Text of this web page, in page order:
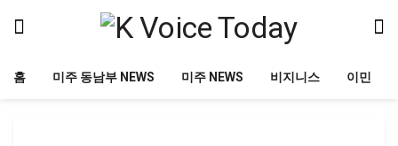
홈 미주 동남부 NEWS 미주 NEWS 비지니스 이민